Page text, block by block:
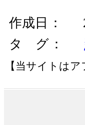
作成日
タ グ
【当サイトは